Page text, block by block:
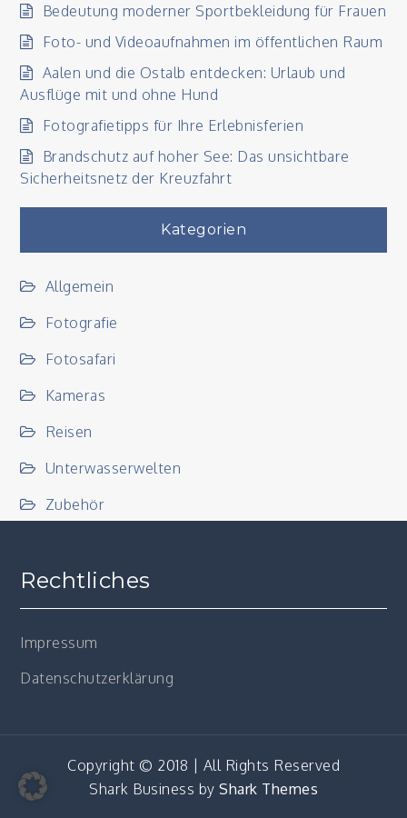
Bedeutung moderner Sportbekleidung für Frauen
Foto- und Videoaufnahmen im öffentlichen Raum
Aalen und die Ostalb entdecken: Urlaub und
Ausflüge mit und ohne Hund
Fotografietipps für Ihre Erlebnisferien
Brandschutz auf hoher See: Das unsichtbare
Sicherheitsnetz der Kreuzfahrt
Kategorien
Allgemein
Fotografie
Fotosafari
Kameras
Reisen
Unterwasserwelten
Zubehör
Rechtliches
Impressum
Datenschutzerklärung
Copyright © 2018 | All Rights Reserved
Shark Business by Shark Themes